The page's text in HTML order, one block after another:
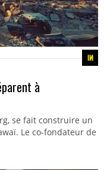
à
se fait construire un
Le co-fondateur de